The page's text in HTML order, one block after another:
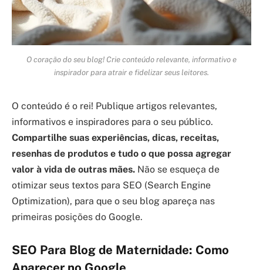
O coração do seu blog! Crie conteúdo relevante, informativo e
inspirador para atrair e fidelizar seus leitores.
O conteúdo é o rei! Publique artigos relevantes,
informativos e inspiradores para o seu público.
Compartilhe suas experiências, dicas, receitas,
resenhas de produtos e tudo o que possa agregar
valor à vida de outras mães. Não se esqueça de
otimizar seus textos para SEO (Search Engine
Optimization), para que o seu blog apareça nas
primeiras posições do Google.
SEO Para Blog de Maternidade: Como